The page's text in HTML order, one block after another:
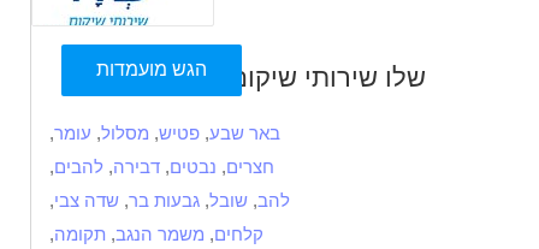
הגש מועמדות שלו שירותי שיקום
באר שבע, פטיש, מסלול, עומר,
חצרים, נבטים, דבירה, להבים,
להב, שובל, גבעות בר, שדה צבי,
קלחים, משמר הנגב, תקומה,